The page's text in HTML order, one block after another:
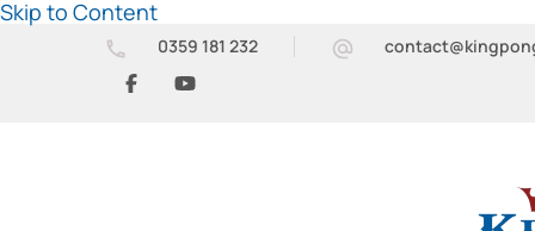
Skip to Content
0359 181 232